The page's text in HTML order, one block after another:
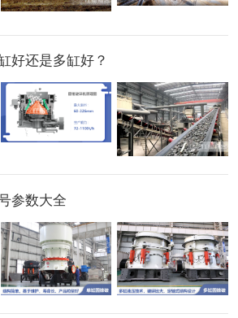
好还是多缸好？
参数大全